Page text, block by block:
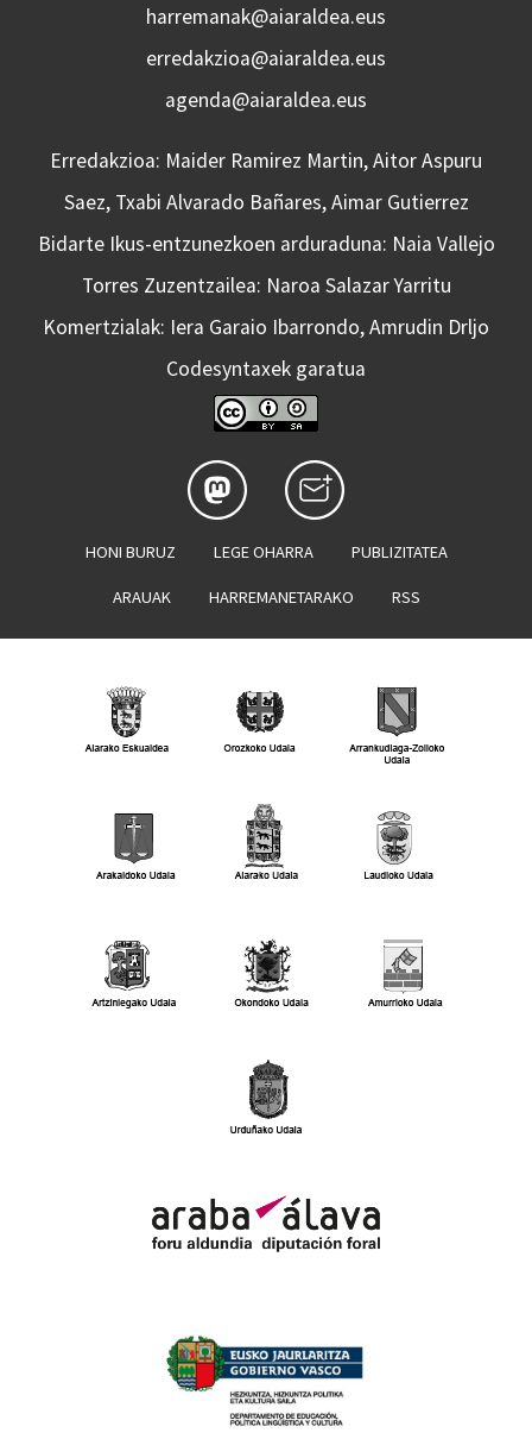
harremanak@aiaraldea.eus
erredakzioa@aiaraldea.eus
agenda@aiaraldea.eus
Erredakzioa: Maider Ramirez Martin, Aitor Aspuru
Saez, Txabi Alvarado Bañares, Aimar Gutierrez
Bidarte Ikus-entzunezkoen arduraduna: Naia Vallejo
Torres Zuzentzailea: Naroa Salazar Yarritu
Komertzialak: Iera Garaio Ibarrondo, Amrudin Drljo
Codesyntaxek garatua
HONI BURUZ LEGE OHARRA PUBLIZITATEA
ARAUAK HARREMANETARAKO RSS